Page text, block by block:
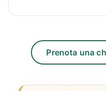
Prenota una